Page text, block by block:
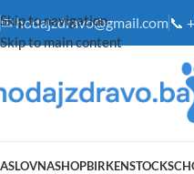
Skip to navigation
Skip to main content
✉hodajzdravo@gmail.com📞
SHOPBIRKENSTOCK